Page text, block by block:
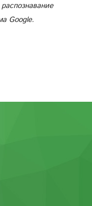
Google.